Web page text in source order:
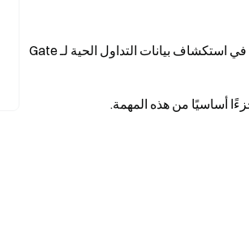
، واختر Gate من فلتر المنصة، وابدأ في استكشاف بيانات التداول الحية لـ Gate